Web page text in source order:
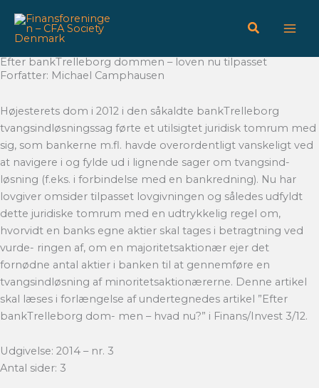
indholdet
Efter bankTrelleborg dommen – loven nu tilpasset
Forfatter: Michael Camphausen
Højesterets dom i 2012 i den såkaldte bankTrelleborg
tvangsindløsningssag førte et utilsigtet juridisk tomrum med
sig, som bankerne m.fl. havde overordentligt vanskeligt ved
at navigere i og fylde ud i lignende sager om tvangsind-
løsning (f.eks. i forbindelse med en bankredning). Nu har
lovgiver omsider tilpasset lovgivningen og således udfyldt
dette juridiske tomrum med en udtrykkelig regel om,
hvorvidt en banks egne aktier skal tages i betragtning ved
vurde- ringen af, om en majoritetsaktionær ejer det
fornødne antal aktier i banken til at gennemføre en
tvangsindløsning af minoritetsaktionærerne. Denne artikel
skal læses i forlængelse af undertegnedes artikel ”Efter
bankTrelleborg dom- men – hvad nu?” i Finans/Invest 3/12.
Udgivelse: 2014 – nr. 3
Antal sider: 3